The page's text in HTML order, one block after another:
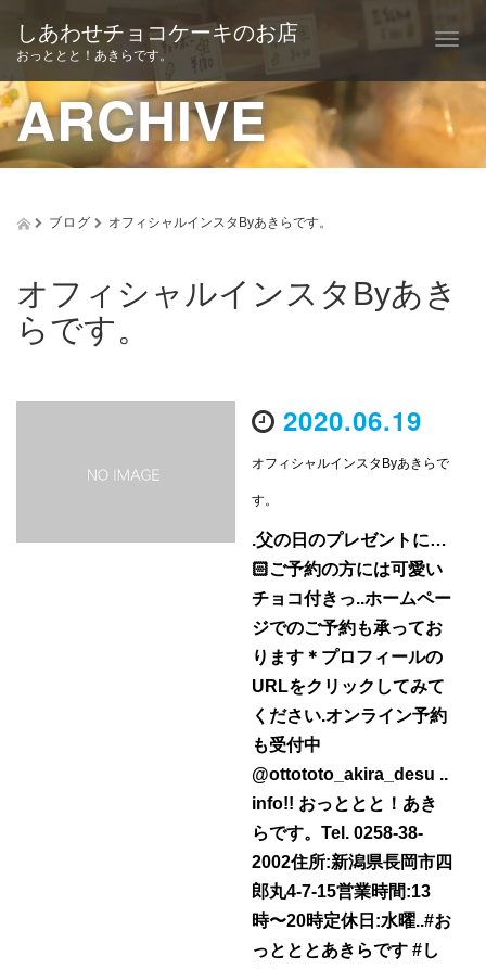
T
o
g
a
a
n
しあわせチョコケーキのお店
おっととと！あきらです。
ARCHIVE
ブログ オフィシャルインスタByあきらです。
オフィシャルインスタByあき
らです。
2020.06.19
オフィシャルインスタByあきらで
す。
.父の日のプレゼントに…
🏻️ご予約の方には可愛い
チョコ付きっ..ホームペー
ジでのご予約も承ってお
ります＊プロフィールの
URLをクリックしてみて
ください.オンライン予約
も受付中
@ottototo_akira_desu ..
info!! おっととと！あき
らです。Tel. 0258-38-
2002住所:新潟県長岡市四
郎丸4-7-15営業時間:13
時〜20時定休日:水曜..#お
っとととあきらです #し